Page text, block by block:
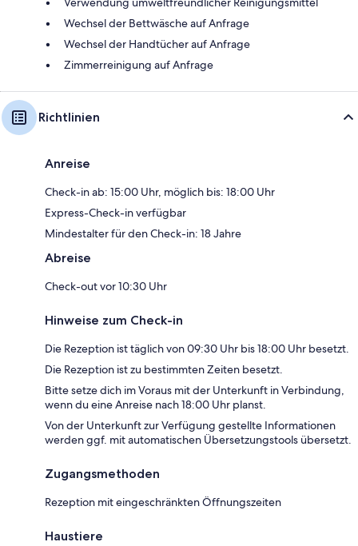
Wechsel der Bettwäsche auf Anfrage
Wechsel der Handtücher auf Anfrage
Zimmerreinigung auf Anfrage
Richtlinien
Anreise
Check-in ab: 15:00 Uhr, möglich bis: 18:00 Uhr
Express-Check-in verfügbar
Mindestalter für den Check-in: 18 Jahre
Abreise
Check-out vor 10:30 Uhr
Hinweise zum Check-in
Die Rezeption ist täglich von 09:30 Uhr bis 18:00 Uhr besetzt.
Die Rezeption ist zu bestimmten Zeiten besetzt.
Bitte setze dich im Voraus mit der Unterkunft in Verbindung,
wenn du eine Anreise nach 18:00 Uhr planst.
Von der Unterkunft zur Verfügung gestellte Informationen
werden ggf. mit automatischen Übersetzungstools übersetzt.
Zugangsmethoden
Rezeption mit eingeschränkten Öffnungszeiten
Haustiere